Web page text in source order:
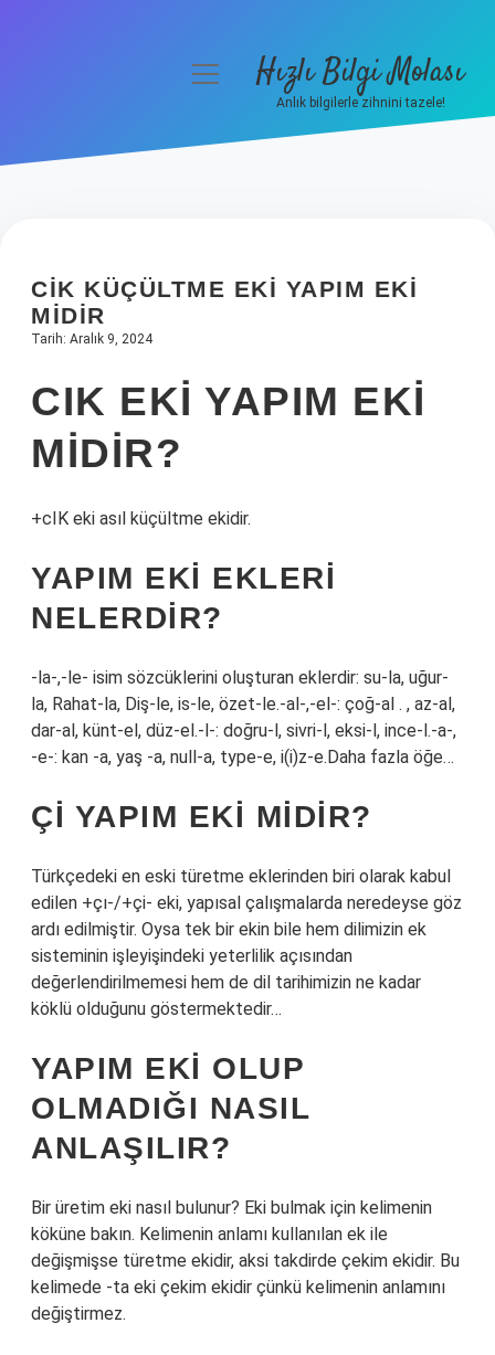
Hakkımızda
menüyüHızlı Bilgi Molası
Anlık bilgilerle zihnini tazele!
CIK KÜÇÜLTME EKI YAPIM EKI
MIDIR
Tarih: Aralık 9, 2024
CIK EKI YAPIM EKI
MIDIR?
+cIK eki asıl küçültme ekidir.
YAPIM EKI EKLERI
NELERDIR?
-la-,-le- isim sözcüklerini oluşturan eklerdir: su-la, uğur-
la, Rahat-la, Diş-le, is-le, özet-le.-al-,-el-: çoğ-al . , az-al,
dar-al, künt-el, düz-el.-l-: doğru-l, sivri-l, eksi-l, ince-l.-a-,
-e-: kan -a, yaş -a, null-a, type-e, i(i)z-e.Daha fazla öğe…
ÇI YAPIM EKI MIDIR?
Türkçedeki en eski türetme eklerinden biri olarak kabul
edilen +çı-/+çi- eki, yapısal çalışmalarda neredeyse göz
ardı edilmiştir. Oysa tek bir ekin bile hem dilimizin ek
sisteminin işleyişindeki yeterlilik açısından
değerlendirilmemesi hem de dil tarihimizin ne kadar
köklü olduğunu göstermektedir…
YAPIM EKI OLUP
OLMADIĞI NASIL
ANLAŞILIR?
Bir üretim eki nasıl bulunur? Eki bulmak için kelimenin
köküne bakın. Kelimenin anlamı kullanılan ek ile
değişmişse türetme ekidir, aksi takdirde çekim ekidir. Bu
kelimede -ta eki çekim ekidir çünkü kelimenin anlamını
değiştirmez.